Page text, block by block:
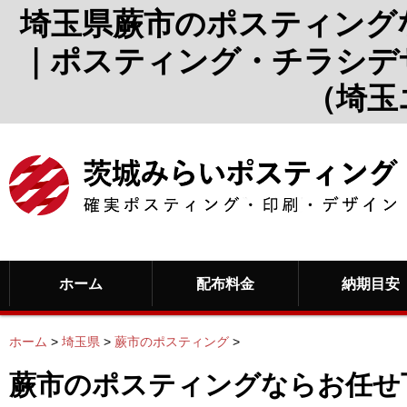
埼玉県蕨市のポスティン
｜ポスティング・チラシ
（埼
ホーム 配布料金 納期目安
ホーム > 埼玉県 > 蕨市のポスティング >
蕨市のポスティングならお任